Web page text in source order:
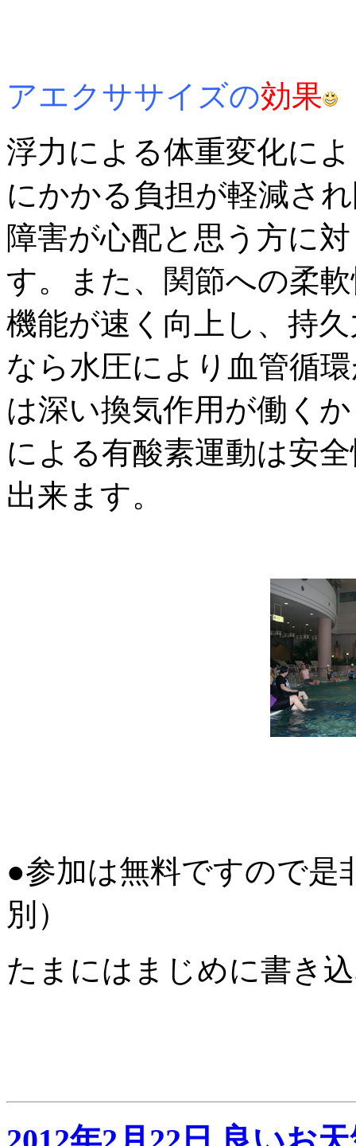
アエクササイズの効果
浮力による体重変化に
にかかる負担が軽減さ
障害が心配と思う方に
す。また、関節への柔
機能が速く向上し、持
なら水圧により血管循
は深い換気作用が働く
による有酸素運動は安
出来ます。
●参加は無料ですので是
別）
たまにはまじめに書き